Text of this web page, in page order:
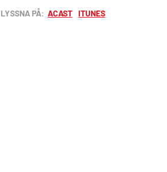
LYSSNA PÅ: ACAST ITUNES